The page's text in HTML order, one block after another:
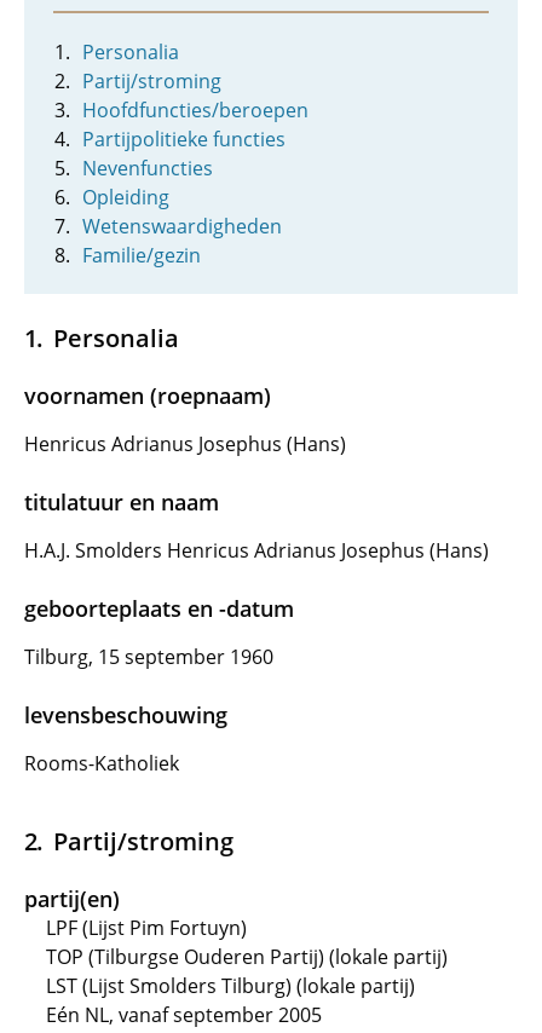
Personalia
Partij/stroming
Hoofdfuncties/beroepen
Partijpolitieke functies
Nevenfuncties
Opleiding
Wetenswaardigheden
Familie/gezin
Personalia
voornamen (roepnaam)
Henricus Adrianus Josephus (Hans)
titulatuur en naam
H.A.J. Smolders Henricus Adrianus Josephus (Hans)
geboorteplaats en -datum
Tilburg, 15 september 1960
levensbeschouwing
Rooms-Katholiek
Partij/stroming
partij(en)
LPF (Lijst Pim Fortuyn)
TOP (Tilburgse Ouderen Partij) (lokale partij)
LST (Lijst Smolders Tilburg) (lokale partij)
Eén NL, vanaf september 2005